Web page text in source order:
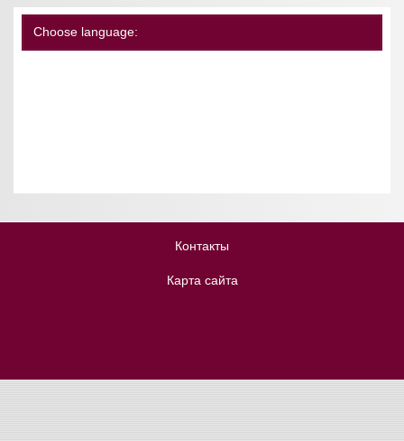
Choose language:
Контакты
Карта сайта